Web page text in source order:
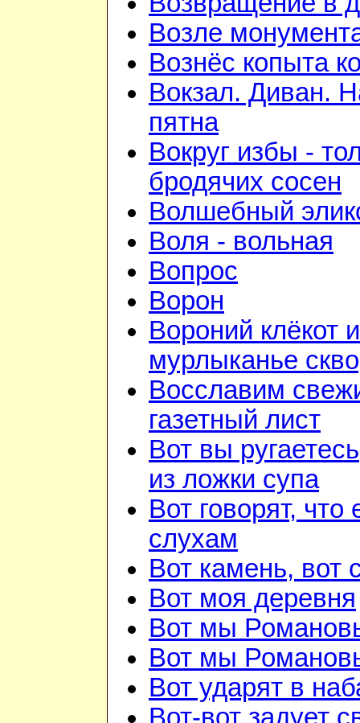
Возле
Вознёс копыта
Вокзал. Диван.
пятна
Вокруг избы -
бродячих сосен
Волшебный
Воля - вольная
Вопрос
Ворон
Вороний клёкот и
мурлыканье
Восславим
газетный лист
Вот вы
из ложки супа
Вот говорят, что
слухам
Вот камень, вот
Вот моя деревня
Вот мы
Вот мы
Вот ударят в